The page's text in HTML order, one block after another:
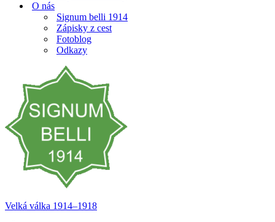
O nás
Signum belli 1914
Zápisky z cest
Fotoblog
Odkazy
Velká válka 1914–⁠⁠⁠⁠⁠⁠1918